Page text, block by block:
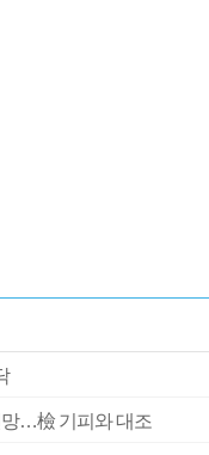
망…檢 기피와 대조